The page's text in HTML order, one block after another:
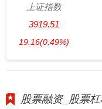
上证指数
3919.51
19.16(0.49%)
股票融资_股票